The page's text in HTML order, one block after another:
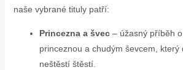
naše vybrané tituly patří:
Princezna a švec– úžasný příběh
princeznou a chudým ševcem, který
neštěstí štěstí.